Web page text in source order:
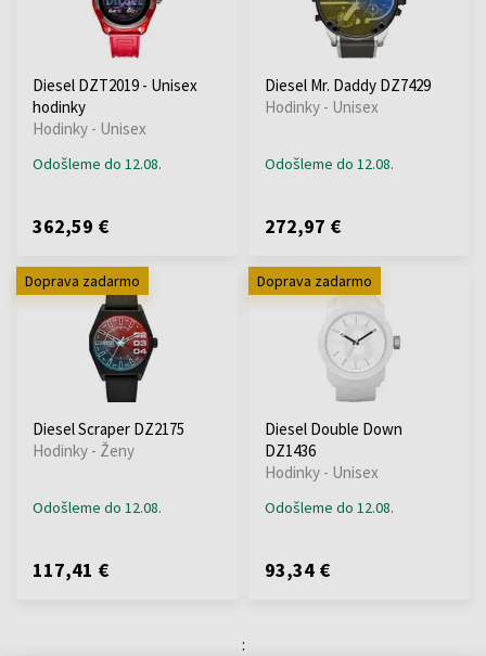
Diesel DZT2019 - Unisex
hodinky
Hodinky - Unisex
Odošleme do 12.08.
362,59 €
Diesel Mr. Daddy DZ7429
Hodinky - Unisex
Odošleme do 12.08.
272,97 €
Doprava zadarmo
Diesel Scraper DZ2175
Hodinky - Ženy
Odošleme do 12.08.
117,41 €
Doprava zadarmo
Diesel Double Down
DZ1436
Hodinky - Unisex
Odošleme do 12.08.
93,34 €
: